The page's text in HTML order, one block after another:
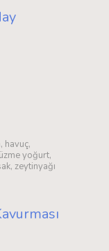
havuç,
yoğurt,
zeytinyağı